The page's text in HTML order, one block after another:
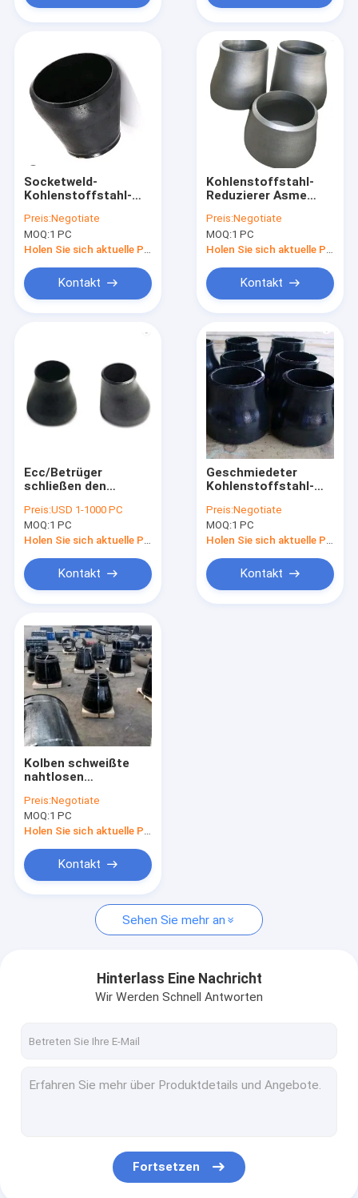
Produkte
Über uns
Fabrik-Ausflug
Nachrichten
Fälle
Kohlenstoffstahl-Biegung
Kohlenstoffstahl-Rohr-T-Stück
Kohlenstoffstahlreduzierer
Kohlenstoffstahl-Flansch
Kohlenstoffstahl-Rohr-Kappe
Stahlgrundschraube
Röhrenstahlbinder
Kohlenstoffstahlkreuz
Kohlenstoffstahlfitting
Socketweld-
Kohlenstoffstahl-
Reduzierer
schweißte nahtloser
Kolben Asme B16.9
Preis:Negotiate
MOQ:1 PC
Holen Sie sich aktuelle Preis
Kontakt
Kohlenstoffstahl-
Reduzierer Asme
schweißte
konzentrischer
nahtloser Kolben
Preis:Negotiate
MOQ:1 PC
Holen Sie sich aktuelle Preis
Kontakt
Ecc/Betrüger
schließen den
Reduzierer-
Kohlenstoffstahl
Gbt12459 an
Preis:USD 1-1000 PC
MOQ:1 PC
Holen Sie sich aktuelle Preis
Kontakt
Geschmiedeter
Kohlenstoffstahl-
Exzentriker Astm
A234 Wpb
Preis:Negotiate
MOQ:1 PC
Holen Sie sich aktuelle Preis
Kontakt
Kolben schweißte
nahtlosen
des rohr-Sch20-160
Preis:Negotiate
MOQ:1 PC
Holen Sie sich aktuelle Preis
Kontakt
Sehen Sie mehr an
Hinterlass Eine Nachricht
Wir Werden Schnell Antworten
Fortsetzen